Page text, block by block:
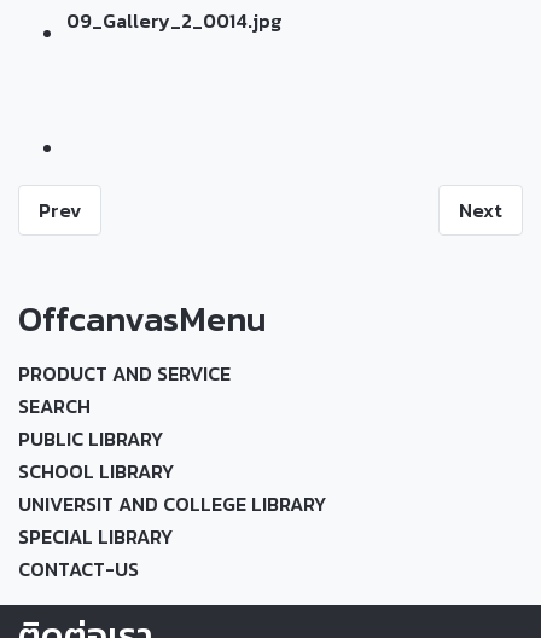
Prev Next
OffcanvasMenu
PRODUCT AND SERVICE
SEARCH
PUBLIC LIBRARY
SCHOOL LIBRARY
UNIVERSIT AND COLLEGE LIBRARY
SPECIAL LIBRARY
CONTACT-US